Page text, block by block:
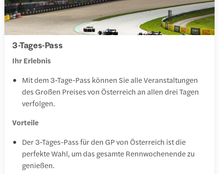
3-Tages-Pass
Ihr Erlebnis
Mit dem 3-Tage-Pass können Sie alle Veranstaltungen
des Großen Preises von Österreich an allen drei Tagen
verfolgen.
Vorteile
Der 3-Tages-Pass für den GP von Österreich ist die
perfekte Wahl, um das gesamte Rennwochenende zu
genießen.